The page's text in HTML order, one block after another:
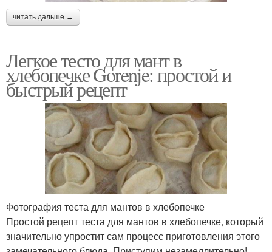
читать дальше →
Легкое тесто для мант в
хлебопечке Gorenje: простой и
быстрый рецепт
Фотография теста для мантов в хлебопечке
Простой рецепт теста для мантов в хлебопечке, который
значительно упростит сам процесс приготовления этого